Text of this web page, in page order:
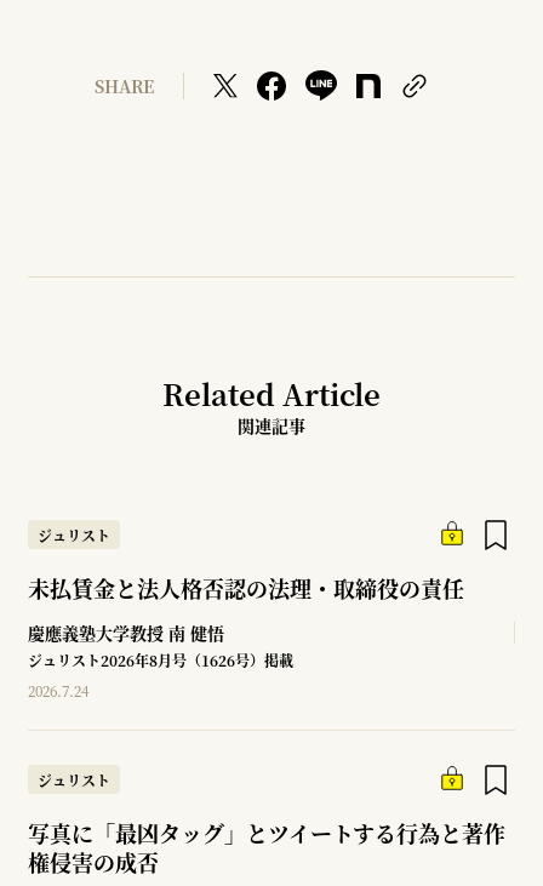
SHARE
Related Article
関連記事
ジュリスト
未払賃金と法人格否認の法理・取締役の責任
慶應義塾大学教授 南 健悟
ジュリスト2026年8月号（1626号）掲載
2026.7.24
ジュリスト
写真に「最凶タッグ」とツイートする行為と著作
権侵害の成否